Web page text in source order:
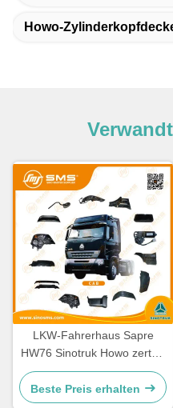
Howo-
LKW-Fahrerhaus Sapre
HW76 Sinotruk Howo zerteilt
Ersatzteile Cabine
Beste Preis erhalten